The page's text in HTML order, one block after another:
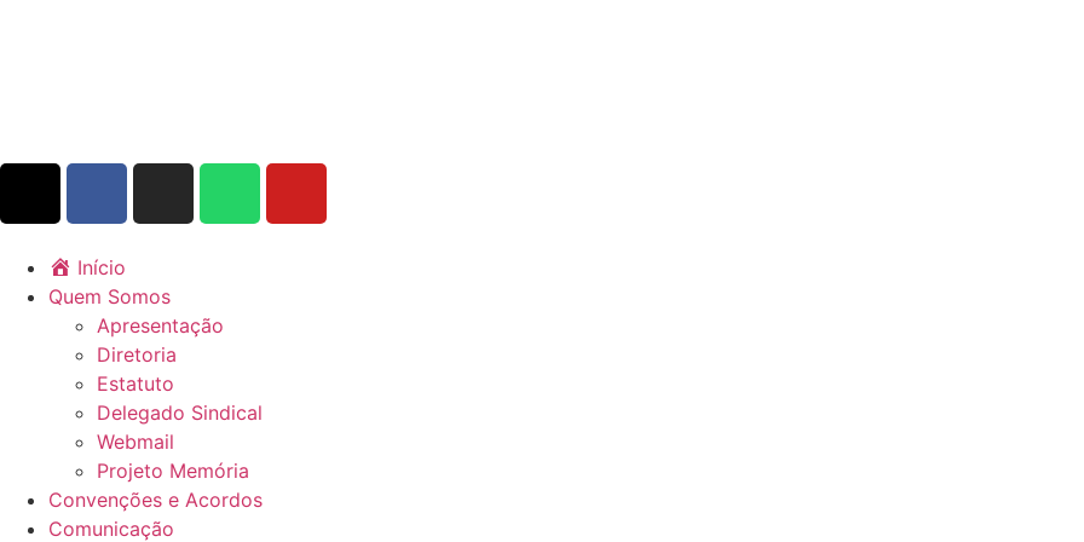
Início
Quem Somos
Apresentação
Diretoria
Estatuto
Delegado Sindical
Webmail
Projeto Memória
Convenções e Acordos
Comunicação